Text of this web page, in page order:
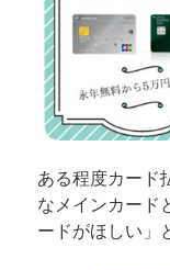
ある程度カード
なメインカード
ードがほしい」